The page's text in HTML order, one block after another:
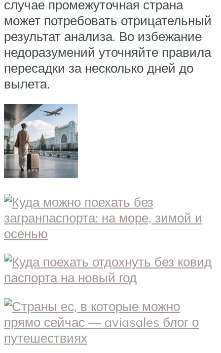
случае промежуточная страна
может потребовать отрицательный
результат анализа. Во избежание
недоразумений уточняйте правила
пересадки за несколько дней до
вылета.